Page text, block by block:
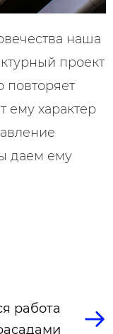
наша
проект
повторяет
ему характер
даем ему
работа